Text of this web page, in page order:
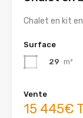
Chalet en kit
Surface
29 m²
Vente
15 445€